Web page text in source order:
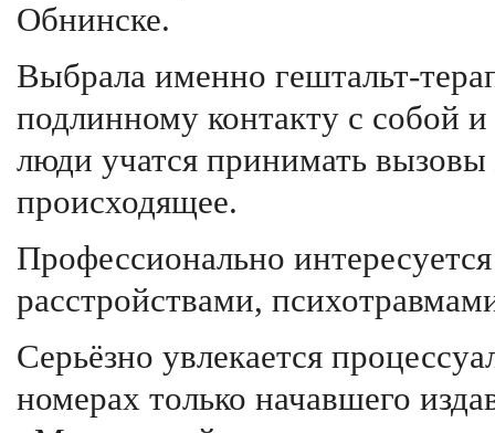
Обнинске.
Выбрала именно гештальт-
подлинному контакту с
люди учатся принимать вызовы
происходящее.
Профессионально
расстройствами,
Серьёзно увлекается
номерах только начавшего